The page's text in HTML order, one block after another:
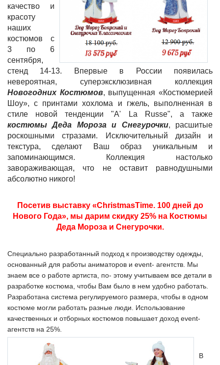
качество и
красоту
наших
костюмов с
3 по 6
сентября,
стенд 14-13. Впервые в России появилась
невероятная, суперэксклюзивная коллекция
Новогодних Костюмов, выпущенная «Костюмерией
Шоу», с принтами хохлома и гжель, выполненная в
стиле новой тенденции "А' La Russe", а также
костюмы Деда Мороза и Снегурочки, расшитые
роскошными стразами. Исключительный дизайн и
текстура, сделают Ваш образ уникальным и
запоминающимся. Коллекция настолько
завораживающая, что не оставит равнодушными
абсолютно никого!
Посетив выставку «ChristmasTime. 100 дней до
Нового Года», мы дарим скидку 25% на Костюмы
Деда Мороза и Снегурочки.
Специально разработанный подход к производству одежды,
основанный для работы аниматоров и event- агентств. Мы
знаем все о работе артиста, по- этому учитываем все детали в
разработке костюма, чтобы Вам было в нем удобно работать.
Разработана система регулируемого размера, чтобы в одном
костюме могли работать разные люди. Использование
качественных и отборных костюмов повышает доход event-
агентств на 25%.
В